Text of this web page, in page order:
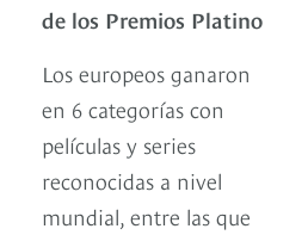
de los Premios Platino
Los europeos ganaron
en 6 categorías con
películas y series
reconocidas a nivel
mundial, entre las que